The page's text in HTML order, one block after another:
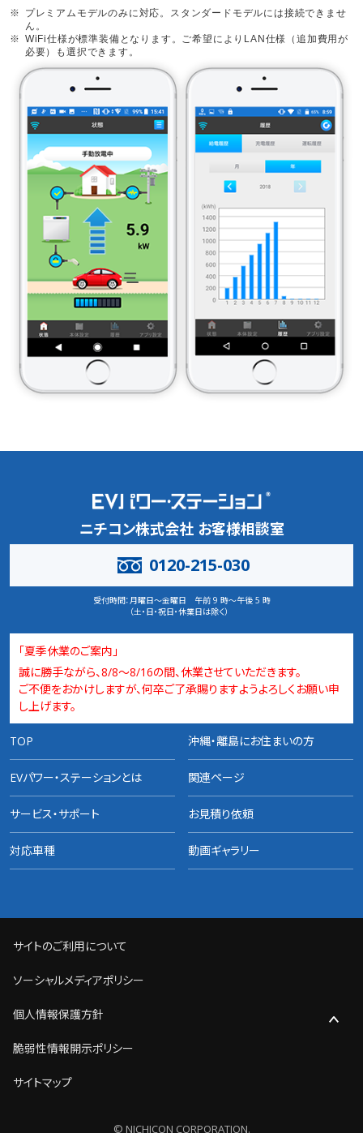
※
プレミアムモデルのみに対応。スタンダードモデルには接続できませ
ん。
※ WiFi仕様が標準装備となります。ご希望によりLAN仕様（追加費用が
必要）も選択できます。
ニチコン株式会社 お客様相談室
0120-215-030
受付時間： 月曜日～金曜日 午前 9 時～午後 5 時
（土・日・祝日・休業日は除く）
「夏季休業のご案内」
誠に勝手ながら、8/8～8/16の間、休業させていただきます。
ご不便をおかけしますが、何卒ご了承賜りますようよろしくお願い申
し上げます。
TOP
EVパワー・ステーションとは
サービス・サポート
対応車種
沖縄・離島にお住まいの方
関連ページ
お見積り依頼
動画ギャラリー
サイトのご利用について
ソーシャルメディアポリシー
個人情報保護方針
脆弱性情報開示ポリシー
サイトマップ
© NICHICON CORPORATION.